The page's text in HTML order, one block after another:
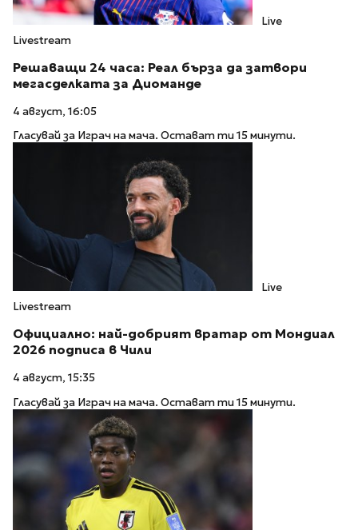
Live
Livestream
Решаващи 24 часа: Реал бърза да затвори
мегасделката за Диоманде
4 август, 16:05
Гласувай за Играч на мача. Остават ти 15 минути.
Live
Livestream
Официално: най-добрият вратар от Мондиал
2026 подписа в Чили
4 август, 15:35
Гласувай за Играч на мача. Остават ти 15 минути.